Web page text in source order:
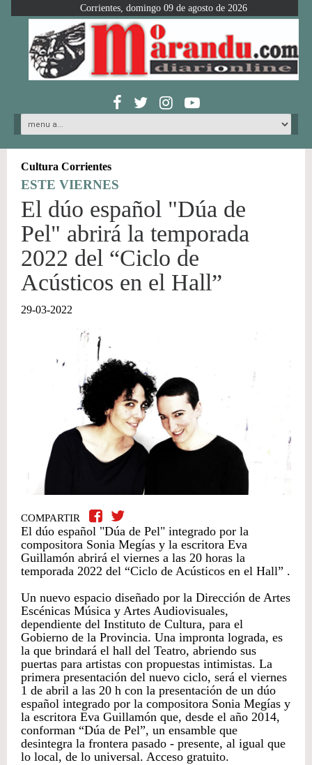
Corrientes, domingo 09 de agosto de 2026
Cultura Corrientes
ESTE VIERNES
El dúo español "Dúa de
Pel" abrirá la temporada
2022 del “Ciclo de
Acústicos en el Hall”
29-03-2022
COMPARTIR
El dúo español "Dúa de Pel" integrado por la
compositora Sonia Megías y la escritora Eva
Guillamón abrirá el viernes a las 20 horas la
temporada 2022 del “Ciclo de Acústicos en el Hall” .
Un nuevo espacio diseñado por la Dirección de Artes
Escénicas Música y Artes Audiovisuales,
dependiente del Instituto de Cultura, para el
Gobierno de la Provincia. Una impronta lograda, es
la que brindará el hall del Teatro, abriendo sus
puertas para artistas con propuestas intimistas. La
primera presentación del nuevo ciclo, será el viernes
1 de abril a las 20 h con la presentación de un dúo
español integrado por la compositora Sonia Megías y
la escritora Eva Guillamón que, desde el año 2014,
conforman “Dúa de Pel”, un ensamble que
desintegra la frontera pasado - presente, al igual que
lo local, de lo universal. Acceso gratuito.